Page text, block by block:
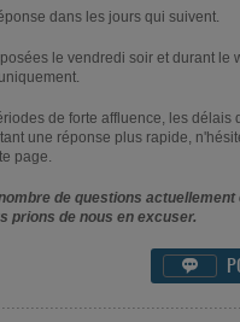
dans les jours qui suivent.
le vendredi soir et durant
de forte affluence, les
une réponse plus rapide,
page.
de questions
prions de nous en excuser.
